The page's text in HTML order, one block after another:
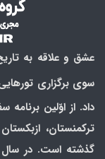
عشق و علاقه به
سوی برگزاری
داد. از اوّلین
ترکمنستان،